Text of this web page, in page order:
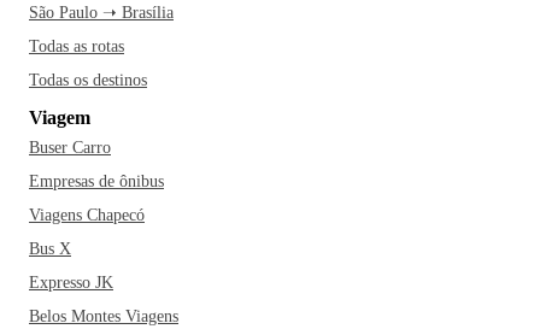
São Paulo ➝ Brasília
Todas as rotas
Todas os destinos
Viagem
Buser Carro
Empresas de ônibus
Viagens Chapecó
Bus X
Expresso JK
Belos Montes Viagens